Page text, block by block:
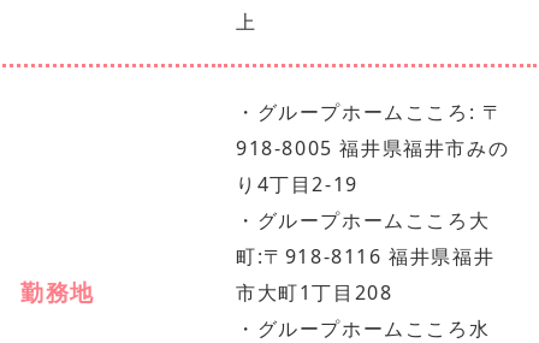
上
勤務地
・グループホームこころ: 〒
918-8005 福井県福井市みの
り4丁目2-19
・グループホームこころ大
町:〒918-8116 福井県福井
市大町1丁目208
・グループホームこころ水